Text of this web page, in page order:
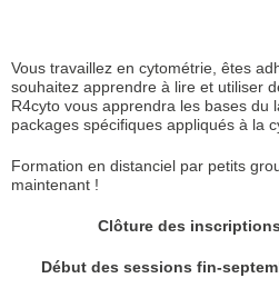
Vous travaillez en cytométrie, êtes
souhaitez apprendre à lire et utiliser
R4cyto vous apprendra les bases du
packages spécifiques appliqués à la
Formation en distanciel par petits
maintenant !
Clôture des
Début des sessions fin-